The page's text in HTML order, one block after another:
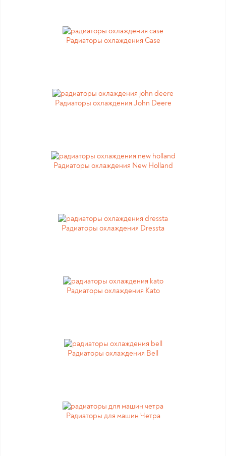
Радиаторы охлаждения Case
Радиаторы охлаждения John Deere
Радиаторы охлаждения New Holland
Радиаторы охлаждения Dressta
Радиаторы охлаждения Kato
Радиаторы охлаждения Bell
Радиаторы для машин Четра